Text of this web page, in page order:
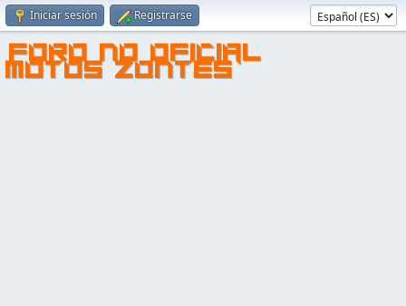
Iniciar sesión Registrarse
FORO NO OFICIAL
MOTOS ZONTES